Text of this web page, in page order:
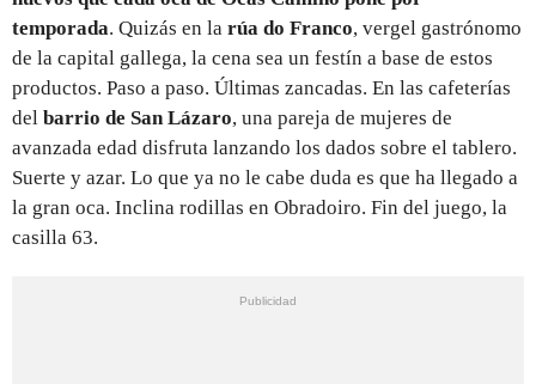
temporada. Quizás en la rúa do Franco, vergel gastrónomo
de la capital gallega, la cena sea un festín a base de estos
productos. Paso a paso. Últimas zancadas. En las cafeterías
del barrio de San Lázaro, una pareja de mujeres de
avanzada edad disfruta lanzando los dados sobre el tablero.
Suerte y azar. Lo que ya no le cabe duda es que ha llegado a
la gran oca. Inclina rodillas en Obradoiro. Fin del juego, la
casilla 63.